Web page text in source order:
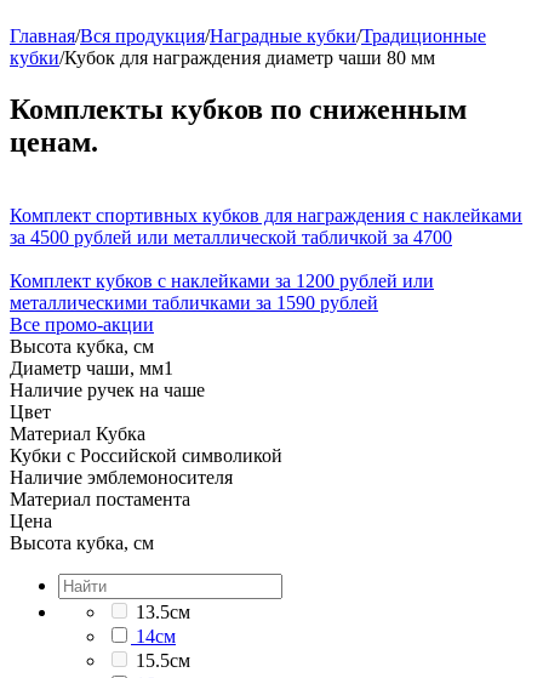
Главная/Вся продукция/Наградные кубки/Традиционные
кубки/Кубок для награждения диаметр чаши 80 мм
Комплекты кубков по сниженным
ценам.
Комплект спортивных кубков для награждения с наклейками
за 4500 рублей или металлической табличкой за 4700
Комплект кубков с наклейками за 1200 рублей или
металлическими табличками за 1590 рублей
Все промо-акции
Высота кубка, см
Диаметр чаши, мм1
Наличие ручек на чаше
Цвет
Материал Кубка
Кубки с Российской символикой
Наличие эмблемоносителя
Материал постамента
Цена
Высота кубка, см
13.5см
14см
15.5см